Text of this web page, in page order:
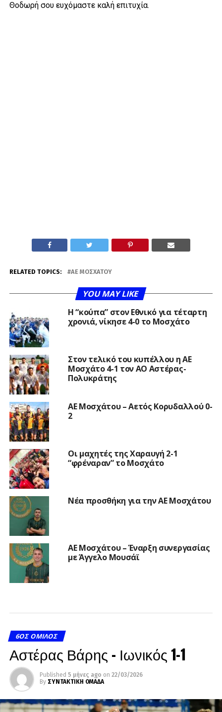
Θοδωρή σου ευχόμαστε καλή επιτυχία.
RELATED TOPICS: ΑΕ ΜΟΣΧΆΤΟΥ
YOU MAY LIKE
Η “κούπα” στον Εθνικό για τέταρτη
χρονιά, νίκησε 4-0 το Μοσχάτο
Στον τελικό του κυπέλλου η ΑΕ
Μοσχάτο 4-1 τον ΑΟ Αστέρας-
Πολυκράτης
ΑΕ Μοσχάτου – Αετός Κορυδαλλού 0-
2
Οι μαχητές της Χαραυγή 2-1
“φρέναραν” το Μοσχάτο
Νέα προσθήκη για την ΑΕ Μοσχάτου
ΑΕ Μοσχάτου – Έναρξη συνεργασίας
με Άγγελο Μουσάϊ
6ΟΣ ΌΜΙΛΟΣ
Αστέρας Βάρης – Ιωνικός 1-1
Published 5 μήνες ago on 22/03/2026
By ΣΥΝΤΑΚΤΙΚΗ ΟΜΑΔΑ